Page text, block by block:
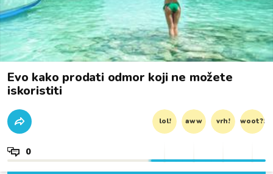
Evo kako prodati odmor koji ne možete
iskoristiti
lol! aww vrh! woot?!
0